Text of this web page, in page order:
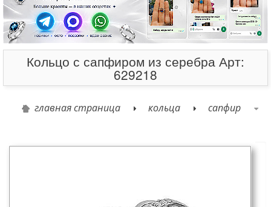
Кольцо с сапфиром из серебра Арт:
629218
главная страница кольца сапфир